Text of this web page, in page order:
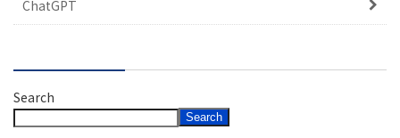
ChatGPT
Search
Search